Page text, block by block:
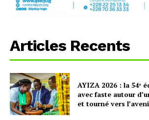
Articles Recents
AYIZA 2026 : la 54ᵉ
avec faste autour
et tourné vers